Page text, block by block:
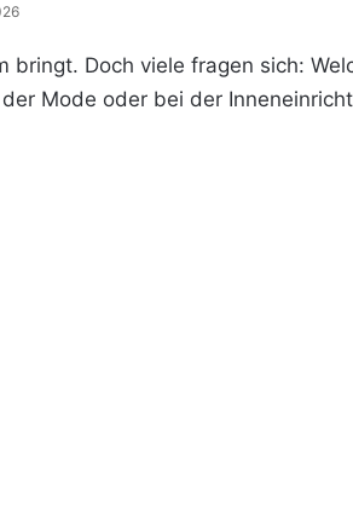
bringt. Doch viele fragen sich:
Mode oder bei der